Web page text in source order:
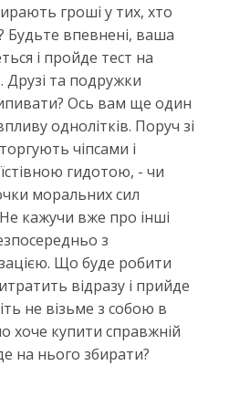
гроші у тих, хто
впевнені, ваша
і пройде тест на
Друзі та подружки
Ось вам ще один
однолітків. Поруч зі
чіпсами і
гидотою, - чи
моральних сил
кажучи вже про інші
з
Що буде робити
відразу і прийде
не візьме з собою в
хоче купити справжній
на нього збирати?